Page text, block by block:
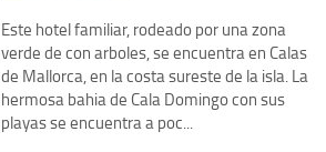
Este hotel familiar, rodeado por una zona
verde de con arboles, se encuentra en Calas
de Mallorca, en la costa sureste de la isla. La
hermosa bahia de Cala Domingo con sus
playas se encuentra a poc...